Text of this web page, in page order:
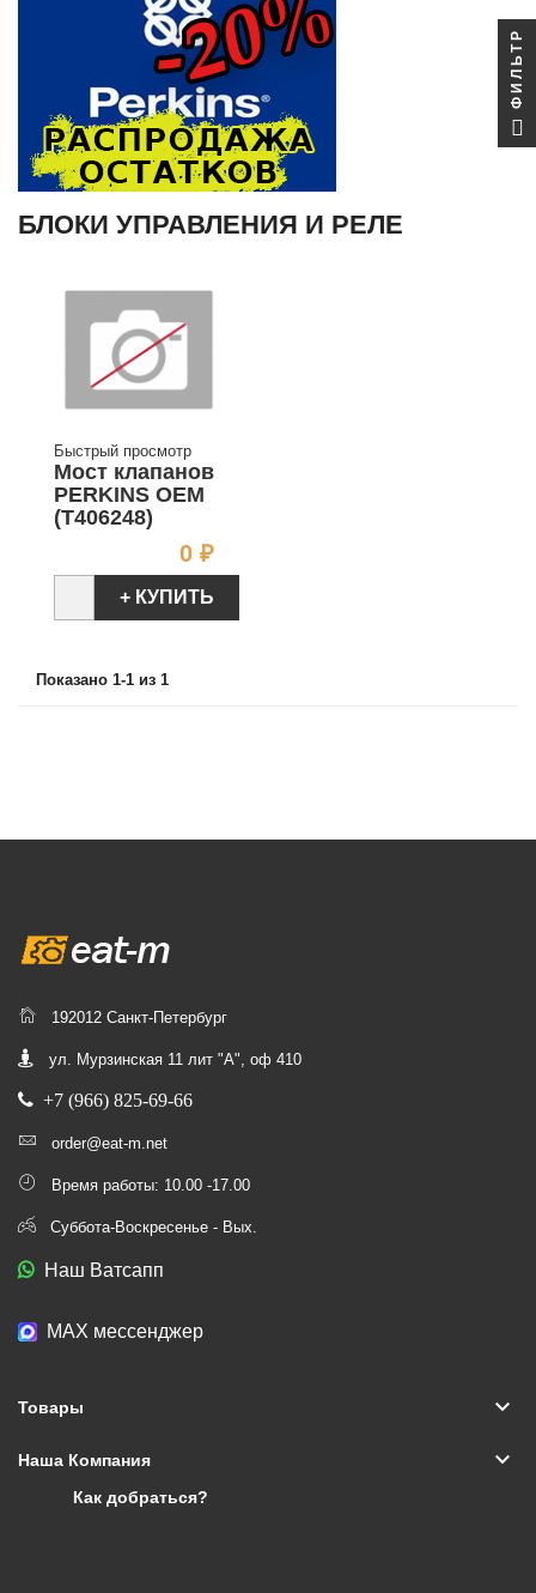
БЛОКИ УПРАВЛЕНИЯ И РЕЛЕ
Быстрый просмотр
Мост клапанов
PERKINS OEM
(T406248)
0 ₽Цена
+ КУПИТЬ
Показано 1-1 из 1
192012 Санкт-Петербург
ул. Мурзинская 11 лит "А", оф 410
+7 (966) 825-69-66
order@eat-m.net
Время работы: 10.00 -17.00
Суббота-Воскресенье - Вых.
Наш Ватсапп
МАХ мессенджер
Товары keyboard_arrow_down
Наша Компания keyboard_arrow_down
Как добраться?
ФИЛЬТР